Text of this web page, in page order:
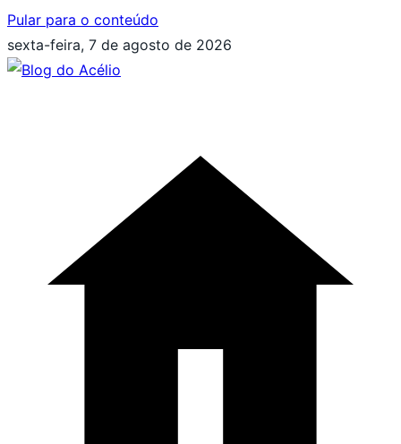
Pular para o conteúdo
sexta-feira, 7 de agosto de 2026